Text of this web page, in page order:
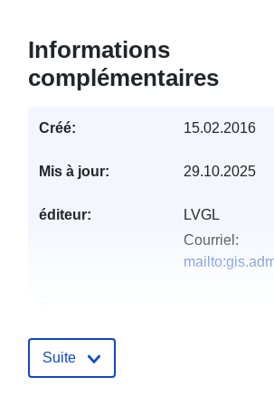
Informations
complémentaires
Créé: 15.02.2016
Mis à jour: 29.10.2025
éditeur:
LVGL
Courriel:
Suite